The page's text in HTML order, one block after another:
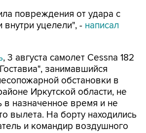
повреждения от удара с
уцелели", - написал
, 3 августа самолет Cessna 182
занимавшийся
обстановки в
Иркутской области, не
назначенное время и не
вылета. На борту находились
и командир воздушного